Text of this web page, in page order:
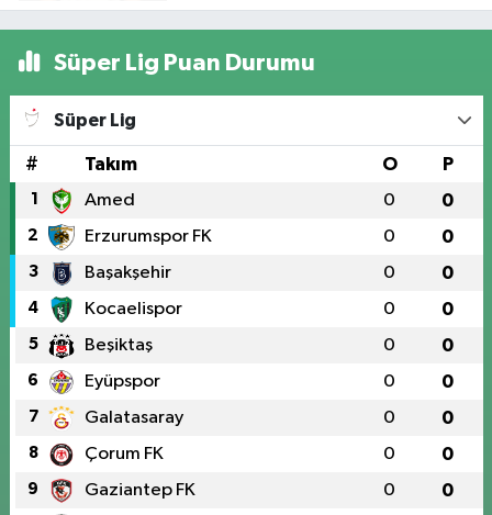
evine kavuşunca döktüğü gözyaşı
Süper Lig Puan Durumu
Süper Lig
# Takım O P
1 Amed 0 0
2 Erzurumspor FK 0 0
3 Başakşehir 0 0
4 Kocaelispor 0 0
5 Beşiktaş 0 0
6 Eyüpspor 0 0
7 Galatasaray 0 0
8 Çorum FK 0 0
9 Gaziantep FK 0 0